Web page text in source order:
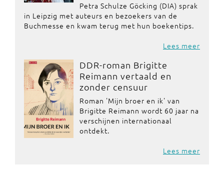
Petra Schulze Göcking (DIA) sprak
in Leipzig met auteurs en bezoekers van de
Buchmesse en kwam terug met hun boekentips.
Lees meer
DDR-roman Brigitte
Reimann vertaald en
zonder censuur
Roman 'Mijn broer en ik' van
Brigitte Reimann wordt 60 jaar na
verschijnen internationaal
ontdekt.
Lees meer